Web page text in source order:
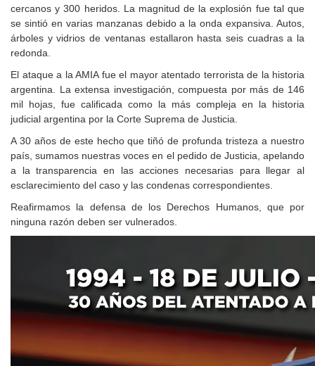
cercanos y 300 heridos. La magnitud de la explosión fue tal que
se sintió en varias manzanas debido a la onda expansiva. Autos,
árboles y vidrios de ventanas estallaron hasta seis cuadras a la
redonda.
El ataque a la AMIA fue el mayor atentado terrorista de la historia
argentina. La extensa investigación, compuesta por más de 146
mil hojas, fue calificada como la más compleja en la historia
judicial argentina por la Corte Suprema de Justicia.
A 30 años de este hecho que tiñó de profunda tristeza a nuestro
país, sumamos nuestras voces en el pedido de Justicia, apelando
a la transparencia en las acciones necesarias para llegar al
esclarecimiento del caso y las condenas correspondientes.
Reafirmamos la defensa de los Derechos Humanos, que por
ninguna razón deben ser vulnerados.